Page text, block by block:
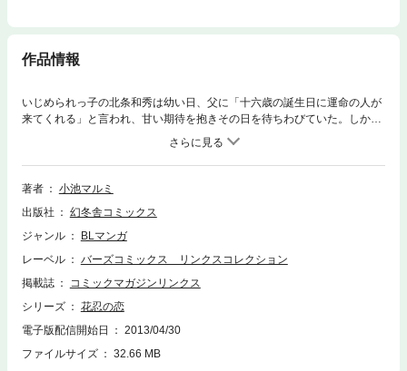
作品情報
いじめられっ子の北条和秀は幼い日、父に「十六歳の誕生日に運命の人が
来てくれる」と言われ、甘い期待を抱きその日を待ちわびていた。しかし
当日、北条家に訪れた人物は――！？可憐な主・和秀と、主命の従者・正
成のゾッコンv主従ラブ参上！！
著者
小池マルミ
出版社
幻冬舎コミックス
ジャンル
BLマンガ
レーベル
バーズコミックス リンクスコレクション
掲載誌
コミックマガジンリンクス
シリーズ
花忍の恋
電子版配信開始日
2013/04/30
ファイルサイズ
32.66 MB